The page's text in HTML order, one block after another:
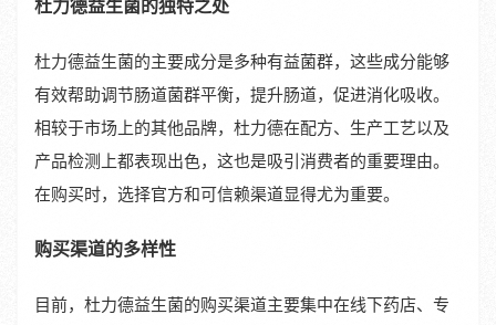
杜力德益生菌的独特之处
杜力德益生菌的主要成分是多种有益菌群，这些成分能够
有效帮助调节肠道菌群平衡，提升肠道，促进消化吸收。
相较于市场上的其他品牌，杜力德在配方、生产工艺以及
产品检测上都表现出色，这也是吸引消费者的重要理由。
在购买时，选择官方和可信赖渠道显得尤为重要。
购买渠道的多样性
目前，杜力德益生菌的购买渠道主要集中在线下药店、专